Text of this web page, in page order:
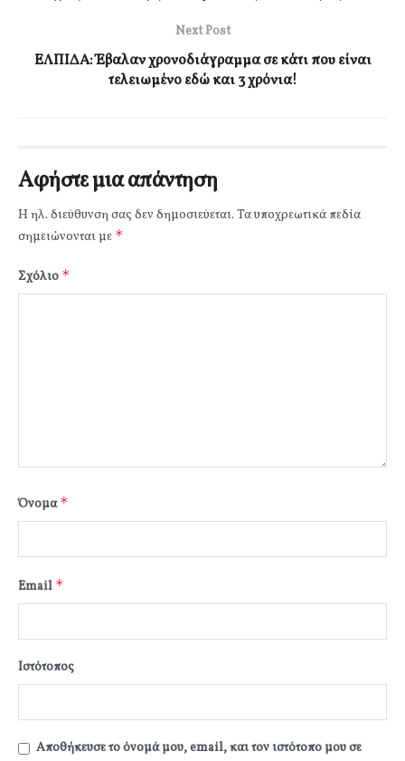
Next Post
ΕΛΠΙΔΑ: Έβαλαν χρονοδιάγραμμα σε κάτι που είναι
τελειωμένο εδώ και 3 χρόνια!
Αφήστε μια απάντηση
Η ηλ. διεύθυνση σας δεν δημοσιεύεται. Τα υποχρεωτικά πεδία
σημειώνονται με *
Σχόλιο *
Όνομα*
Email *
Ιστότοπος
Αποθήκευσε το όνομά μου, email, και τον ιστότοπο μου σε